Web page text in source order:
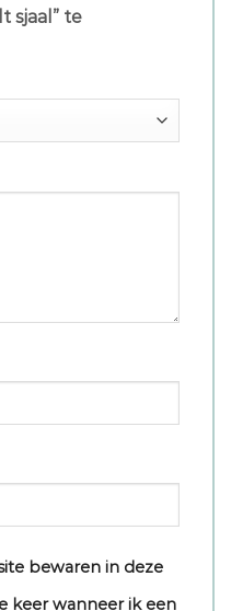
sjaal” te
bewaren in deze
keer wanneer ik een